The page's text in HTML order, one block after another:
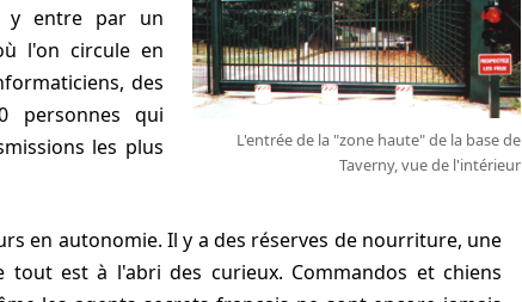
L'entrée de la "zone haute" de la base de
Taverny, vue de l'intérieur
y entre par un
l'on circule en
des
personnes qui
les plus
est à l'abri des curieux. Commandos et chiens